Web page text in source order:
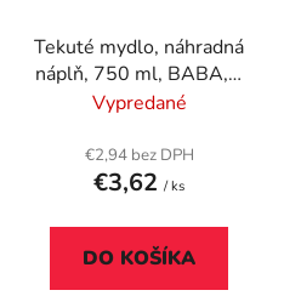
Tekuté mydlo, náhradná
náplň, 750 ml, BABA, s
čajovníkom
Vypredané
€2,94 bez DPH
€3,62 / ks
DO KOŠÍKA